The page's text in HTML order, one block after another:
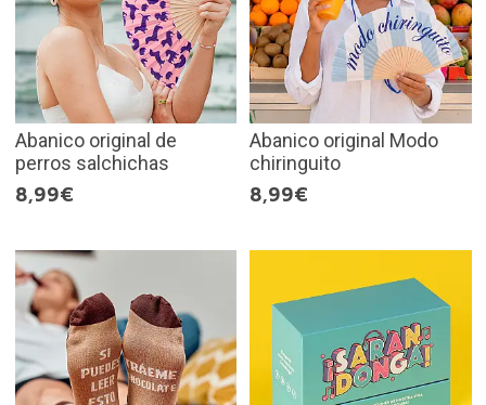
Abanico original de
perros salchichas
8,99€
Abanico original Modo
chiringuito
8,99€